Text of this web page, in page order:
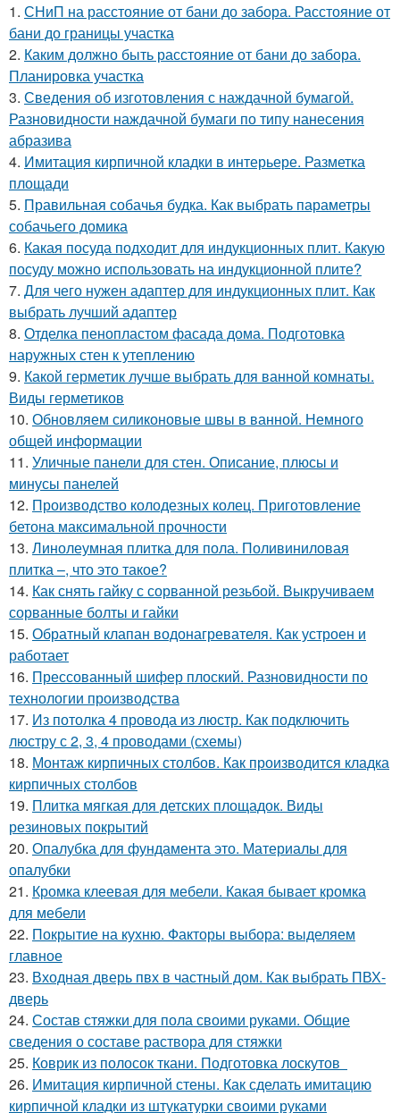
1. СНиП на расстояние от бани до забора. Расстояние от
бани до границы участка
2. Каким должно быть расстояние от бани до забора.
Планировка участка
3. Сведения об изготовления с наждачной бумагой.
Разновидности наждачной бумаги по типу нанесения
абразива
4. Имитация кирпичной кладки в интерьере. Разметка
площади
5. Правильная собачья будка. Как выбрать параметры
собачьего домика
6. Какая посуда подходит для индукционных плит. Какую
посуду можно использовать на индукционной плите?
7. Для чего нужен адаптер для индукционных плит. Как
выбрать лучший адаптер
8. Отделка пенопластом фасада дома. Подготовка
наружных стен к утеплению
9. Какой герметик лучше выбрать для ванной комнаты.
Виды герметиков
10. Обновляем силиконовые швы в ванной. Немного
общей информации
11. Уличные панели для стен. Описание, плюсы и
минусы панелей
12. Производство колодезных колец. Приготовление
бетона максимальной прочности
13. Линолеумная плитка для пола. Поливиниловая
плитка –, что это такое?
14. Как снять гайку с сорванной резьбой. Выкручиваем
сорванные болты и гайки
15. Обратный клапан водонагревателя. Как устроен и
работает
16. Прессованный шифер плоский. Разновидности по
технологии производства
17. Из потолка 4 провода из люстр. Как подключить
люстру с 2, 3, 4 проводами (схемы)
18. Монтаж кирпичных столбов. Как производится кладка
кирпичных столбов
19. Плитка мягкая для детских площадок. Виды
резиновых покрытий
20. Опалубка для фундамента это. Материалы для
опалубки
21. Кромка клеевая для мебели. Какая бывает кромка
для мебели
22. Покрытие на кухню. Факторы выбора: выделяем
главное
23. Входная дверь пвх в частный дом. Как выбрать ПВХ-
дверь
24. Состав стяжки для пола своими руками. Общие
сведения о составе раствора для стяжки
25. Коврик из полосок ткани. Подготовка лоскутов
26. Имитация кирпичной стены. Как сделать имитацию
кирпичной кладки из штукатурки своими руками